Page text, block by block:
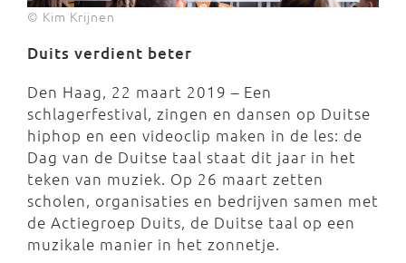
© Kim Krijnen
Duits verdient beter
Den Haag, 22 maart 2019 – Een
schlagerfestival, zingen en dansen op Duitse
hiphop en een videoclip maken in de les: de
Dag van de Duitse taal staat dit jaar in het
teken van muziek. Op 26 maart zetten
scholen, organisaties en bedrijven samen met
de Actiegroep Duits, de Duitse taal op een
muzikale manier in het zonnetje.